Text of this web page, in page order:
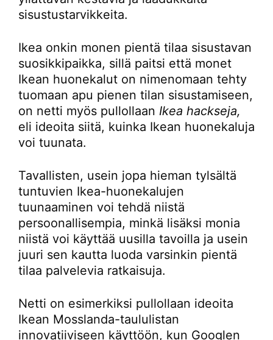
sisustustarvikkeita.
Ikea onkin monen pientä tilaa sisustavan
suosikkipaikka, sillä paitsi että monet
Ikean huonekalut on nimenomaan tehty
tuomaan apu pienen tilan sisustamiseen,
on netti myös pullollaan Ikea hackseja,
eli ideoita siitä, kuinka Ikean huonekaluja
voi tuunata.
Tavallisten, usein jopa hieman tylsältä
tuntuvien Ikea-huonekalujen
tuunaaminen voi tehdä niistä
persoonallisempia, minkä lisäksi monia
niistä voi käyttää uusilla tavoilla ja usein
juuri sen kautta luoda varsinkin pientä
tilaa palvelevia ratkaisuja.
Netti on esimerkiksi pullollaan ideoita
Ikean Mosslanda-taululistan
innovatiiviseen käyttöön, kun Googlen